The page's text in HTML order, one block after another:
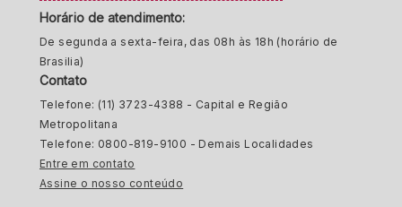
Horário de atendimento:
De segunda a sexta-feira, das 08h às 18h (horário de
Brasilia)
Contato
Telefone: (11) 3723-4388 - Capital e Região
Metropolitana
Telefone: 0800-819-9100 - Demais Localidades
Entre em contato
Assine o nosso conteúdo